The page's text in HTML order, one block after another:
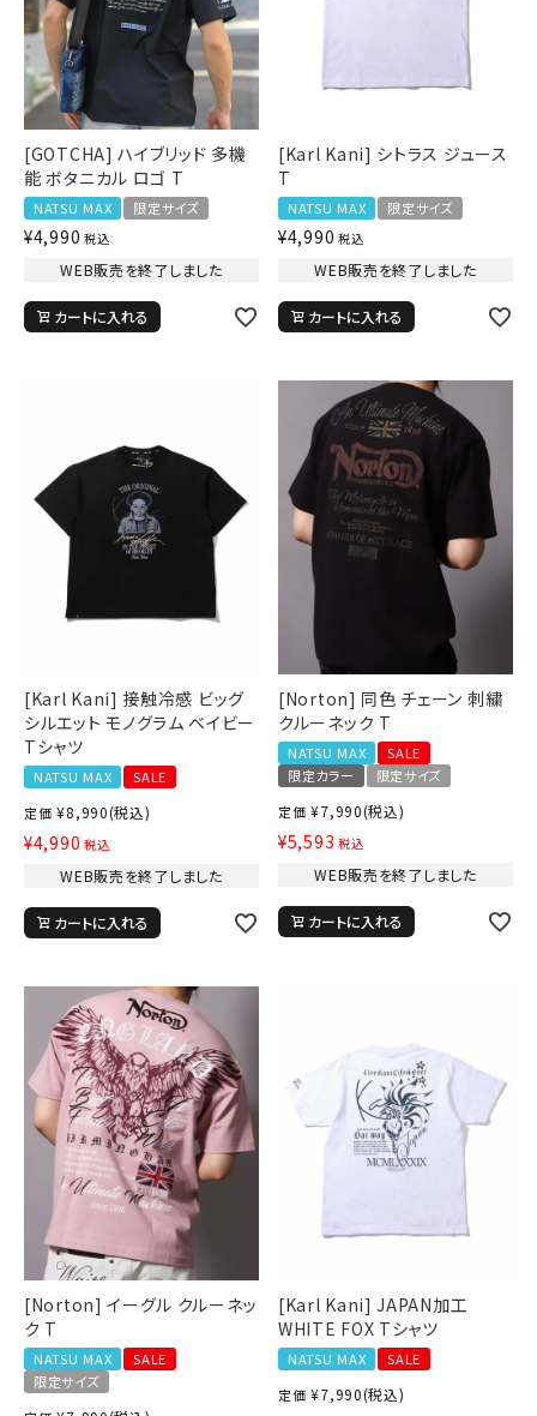
[GOTCHA] ハイブリッド 多機
能 ボタニカル ロゴ T
NATSU MAX 限定サイズ
¥4,990 税込
WEB販売を終了しました
カートに入れる
[Karl Kani] シトラス ジュース
T
NATSU MAX 限定サイズ
¥4,990 税込
WEB販売を終了しました
カートに入れる
[Karl Kani] 接触冷感 ビッグ
シルエット モノグラム ベイビー
Tシャツ
NATSU MAX
SALE
定価 ¥8,990(税込)
¥4,990 税込
WEB販売を終了しました
カートに入れる
[Norton] 同色 チェーン 刺繍
クルーネック T
NATSU MAX
SALE
限定カラー
限定サイズ
定価 ¥7,990(税込)
¥5,593 税込
WEB販売を終了しました
カートに入れる
[Norton] イーグル クルーネッ
ク T
NATSU MAX
SALE
限定サイズ
[Karl Kani] JAPAN加工
WHITE FOX Tシャツ
NATSU MAX
SALE
定価 ¥7,990(税込)